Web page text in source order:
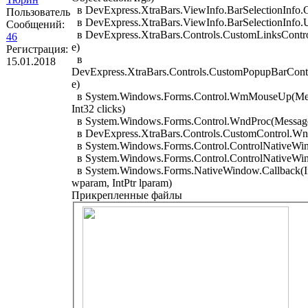
Пользователь
Сообщений:
46
Регистрация:
15.01.2018
в
в
в
e)
в
e)
в
Int32 clicks)
в
в
в
в
в
wparam, IntPtr lparam)
Прикрепленные файлы